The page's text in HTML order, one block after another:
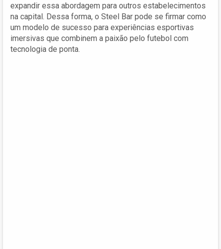
expandir essa abordagem para outros estabelecimentos
na capital. Dessa forma, o Steel Bar pode se firmar como
um modelo de sucesso para experiências esportivas
imersivas que combinem a paixão pelo futebol com
tecnologia de ponta.